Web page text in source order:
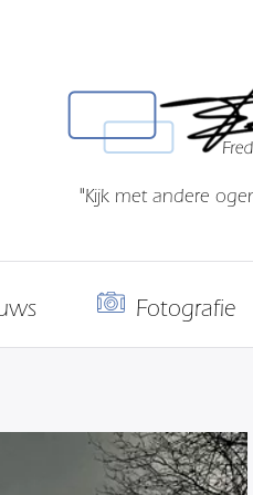
"Kijk met andere
Fotografie